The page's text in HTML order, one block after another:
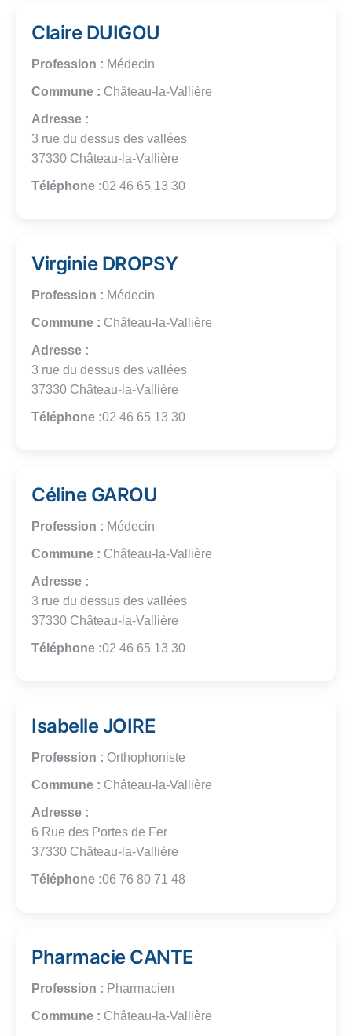
Claire DUIGOU
Profession : Médecin
Commune : Château-la-Vallière
Adresse :
3 rue du dessus des vallées
37330 Château-la-Vallière
Téléphone :02 46 65 13 30
Virginie DROPSY
Profession : Médecin
Commune : Château-la-Vallière
Adresse :
3 rue du dessus des vallées
37330 Château-la-Vallière
Téléphone :02 46 65 13 30
Céline GAROU
Profession : Médecin
Commune : Château-la-Vallière
Adresse :
3 rue du dessus des vallées
37330 Château-la-Vallière
Téléphone :02 46 65 13 30
Isabelle JOIRE
Profession : Orthophoniste
Commune : Château-la-Vallière
Adresse :
6 Rue des Portes de Fer
37330 Château-la-Vallière
Téléphone :06 76 80 71 48
Pharmacie CANTE
Profession : Pharmacien
Commune : Château-la-Vallière